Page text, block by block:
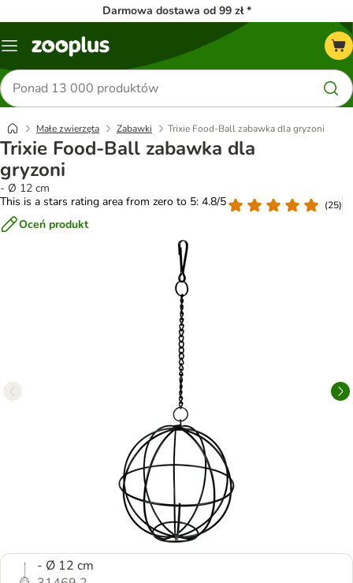
Darmowa dostawa od 99 zł *
Menu
Szukaj
produktów
Małe zwierzęta Zabawki Trixie Food-Ball zabawka dla gryzoni
Trixie Food-Ball zabawka dla
gryzoni
- Ø 12 cm
This is a stars rating area from zero to 5: 4.8/5
(25)
Oceń produkt
- Ø 12 cm